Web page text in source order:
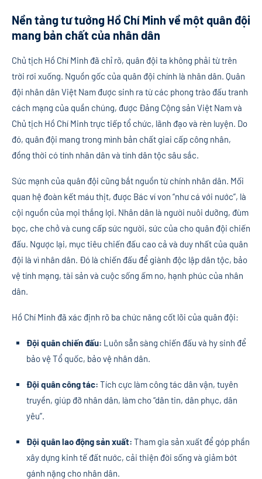
Nền tảng tư tưởng Hồ Chí Minh về một quân đội
mang bản chất của nhân dân
Chủ tịch Hồ Chí Minh đã chỉ rõ, quân đội ta không phải từ trên
trời rơi xuống. Nguồn gốc của quân đội chính là nhân dân. Quân
đội nhân dân Việt Nam được sinh ra từ các phong trào đấu tranh
cách mạng của quần chúng, được Đảng Cộng sản Việt Nam và
Chủ tịch Hồ Chí Minh trực tiếp tổ chức, lãnh đạo và rèn luyện. Do
đó, quân đội mang trong mình bản chất giai cấp công nhân,
đồng thời có tính nhân dân và tính dân tộc sâu sắc.
Sức mạnh của quân đội cũng bắt nguồn từ chính nhân dân. Mối
quan hệ đoàn kết máu thịt, được Bác ví von “như cá với nước”, là
cội nguồn của mọi thắng lợi. Nhân dân là người nuôi dưỡng, đùm
bọc, che chở và cung cấp sức người, sức của cho quân đội chiến
đấu. Ngược lại, mục tiêu chiến đấu cao cả và duy nhất của quân
đội là vì nhân dân. Đó là chiến đấu để giành độc lập dân tộc, bảo
vệ tính mạng, tài sản và cuộc sống ấm no, hạnh phúc của nhân
dân.
Hồ Chí Minh đã xác định rõ ba chức năng cốt lõi của quân đội:
Đội quân chiến đấu: Luôn sẵn sàng chiến đấu và hy sinh để
bảo vệ Tổ quốc, bảo vệ nhân dân.
Đội quân công tác: Tích cực làm công tác dân vận, tuyên
truyền, giúp đỡ nhân dân, làm cho “dân tin, dân phục, dân
yêu”.
Đội quân lao động sản xuất: Tham gia sản xuất để góp phần
xây dựng kinh tế đất nước, cải thiện đời sống và giảm bớt
gánh nặng cho nhân dân.